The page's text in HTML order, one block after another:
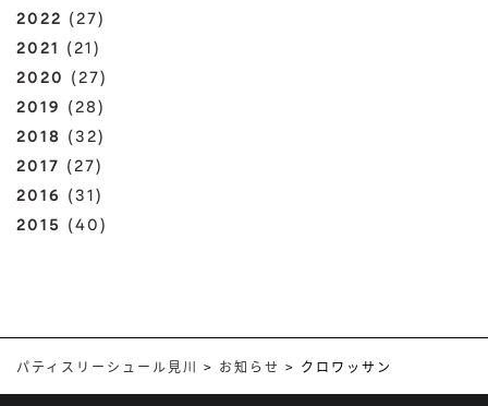
2022 (27)
2021 (21)
2020 (27)
2019 (28)
2018 (32)
2017 (27)
2016 (31)
2015 (40)
パティスリーシュール見川 > お知らせ > クロワッサン